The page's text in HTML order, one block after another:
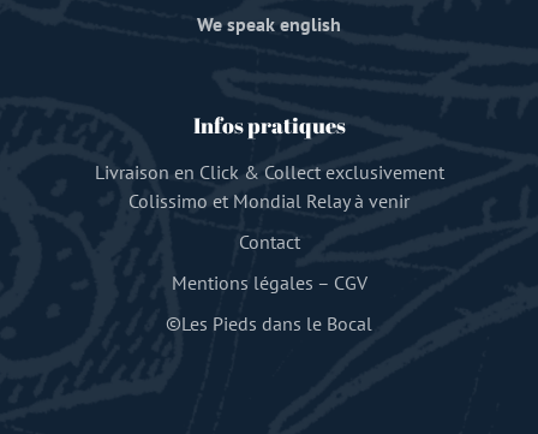
We speak english
Infos pratiques
Livraison en Click & Collect exclusivement
Colissimo et Mondial Relay à venir
Contact
Mentions légales – CGV
©Les Pieds dans le Bocal